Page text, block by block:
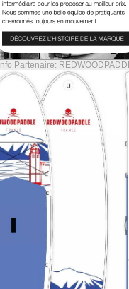
Info Partenaire: